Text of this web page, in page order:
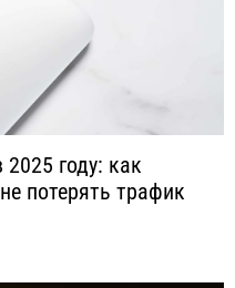
году: как
потерять трафик